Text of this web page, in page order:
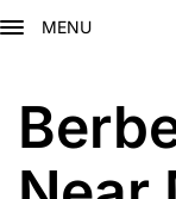
MENU